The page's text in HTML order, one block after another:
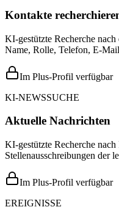
Kontakte
KI-gestützte Recherche
Name, Rolle, Telefon, E-
Im Plus-Profil verfügbar
KI-NEWSSUCHE
Aktuelle Nachrichten
KI-gestützte Recherche
Stellenausschreibungen der
Im Plus-Profil verfügbar
EREIGNISSE